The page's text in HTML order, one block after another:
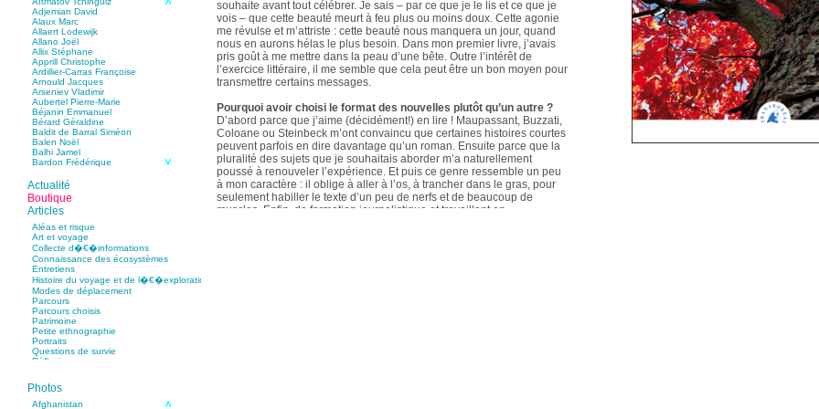
Adjemian David
Alaux Marc
Allaert Lodewijk
Allano Joël
Allix Stéphane
Apprill Christophe
Ardillier-Carras Françoise
Arnould Jacques
Arseniev Vladimir
Aubertel Pierre-Marie
Béjanin Emmanuel
Bérard Géraldine
Baldit de Barral Siméon
Balen Noël
Balhi Jamel
Bardon Frédérique
Bastide Fabien
Baudin Julie
Baujard Jacques
Bazin Sylvain
Bellanger Marc
Bellec Hervé
Belleville Régis
Benestar Géraldine
Benoist Yann
Bertrand Jordane
Bertrandy Antoine
Bezsonov Youri
Bideau Michel-Cosme
Billard Yannick
Blanchet Anne-Lise
Bluntzer Christophe
Bobin Mathieu
Boch Anne-Laure
Boch Julie
Boillot Henri
Bonnem Éric
Boudart Jean-Louis
Actualité
Boutique
Articles
Aléas et risque
Art et voyage
Collecte d�€�informations
Connaissance des écosystèmes
Entretiens
Histoire du voyage et de l�€�exploration
Modes de déplacement
Parcours
Parcours choisis
Patrimoine
Petite ethnographie
Portraits
Questions de survie
Réflexions
Photos
Afghanistan
souhaite avant tout célébrer. Je sais – par ce que je le lis et ce que je
vois – que cette beauté meurt à feu plus ou moins doux. Cette agonie
me révulse et m’attriste : cette beauté nous manquera un jour, quand
nous en aurons hélas le plus besoin. Dans mon premier livre, j’avais
pris goût à me mettre dans la peau d’une bête. Outre l’intérêt de
l’exercice littéraire, il me semble que cela peut être un bon moyen pour
transmettre certains messages.
Pourquoi avoir choisi le format des nouvelles plutôt qu’un autre ?
D’abord parce que j’aime (décidément!) en lire ! Maupassant, Buzzati,
Coloane ou Steinbeck m’ont convaincu que certaines histoires courtes
peuvent parfois en dire davantage qu’un roman. Ensuite parce que la
pluralité des sujets que je souhaitais aborder m’a naturellement
poussé à renouveler l’expérience. Et puis ce genre ressemble un peu
à mon caractère : il oblige à aller à l’os, à trancher dans le gras, pour
seulement habiller le texte d’un peu de nerfs et de beaucoup de
muscles. Enfin, de formation journalistique et travaillant en